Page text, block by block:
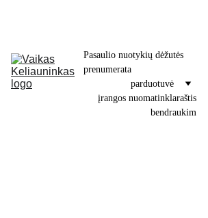
Pasaulio nuotykių dėžutės
prenumerata
parduotuvė
įrangos nuomatinklaraštis
bendraukim